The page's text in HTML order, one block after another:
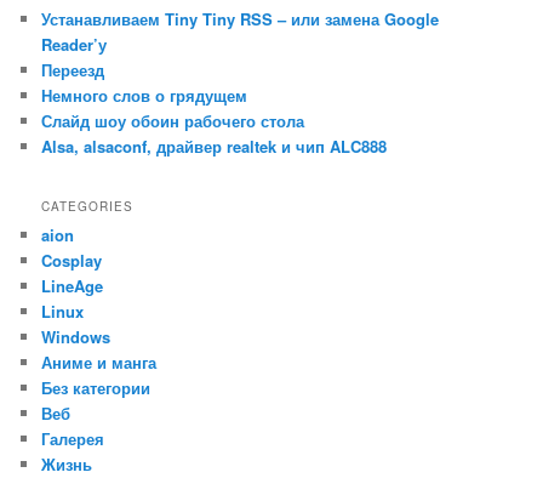
Устанавливаем Tiny Tiny RSS – или замена Google
Reader’у
Переезд
Немного слов о грядущем
Слайд шоу обоин рабочего стола
Alsa, alsaconf, драйвер realtek и чип ALC888
CATEGORIES
aion
Cosplay
LineAge
Linux
Windows
Аниме и манга
Без категории
Веб
Галерея
Жизнь